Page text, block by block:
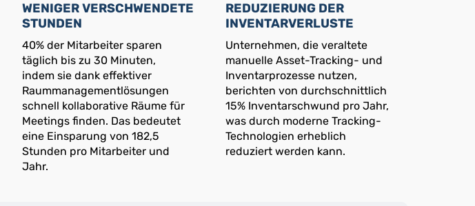
WENIGER VERSCHWENDETE
STUNDEN
40% der Mitarbeiter sparen
täglich bis zu 30 Minuten,
indem sie dank effektiver
Raummanagementlösungen
schnell kollaborative Räume für
Meetings finden. Das bedeutet
eine Einsparung von 182,5
Stunden pro Mitarbeiter und
Jahr.
REDUZIERUNG DER
INVENTARVERLUSTE
Unternehmen, die veraltete
manuelle Asset-Tracking- und
Inventarprozesse nutzen,
berichten von durchschnittlich
15% Inventarschwund pro Jahr,
was durch moderne Tracking-
Technologien erheblich
reduziert werden kann.